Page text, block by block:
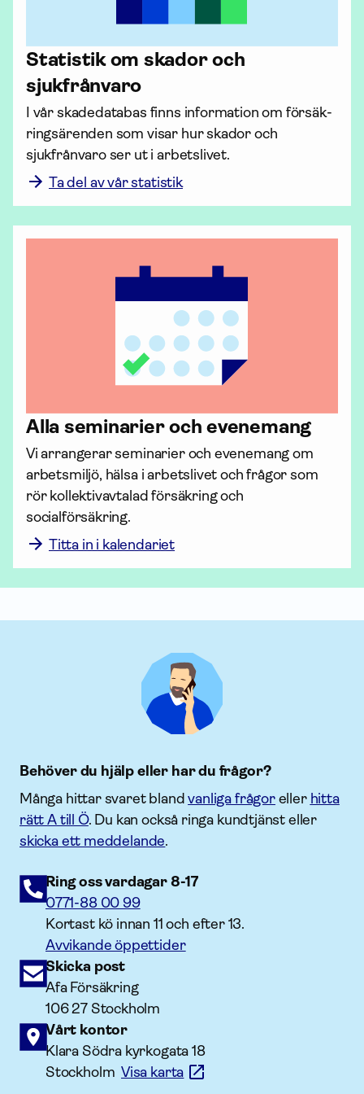
Statistik om skador och
sjukfrånvaro
I vår skadedatabas finns infor­mation om försäk­
rings­ären­den som visar hur skador och
sjukfrånvaro ser ut i arbetslivet.
Ta del av vår statistik
Alla seminarier och evenemang
Vi arrangerar seminarier och evenemang om
arbetsmiljö, hälsa i arbetslivet och frågor som
rör kollektiv­avtalad för­säkring och
socialförsäkring.
Titta in i kalendariet
Behöver du hjälp eller har du frågor?
Många hittar svaret blandvanliga frågoreller hitta
rätt A till Ö. Du kan också ringa kundtjänst eller
skicka ett meddelande.
Ring oss vardagar 8-17
0771-88 00 99
Kortast kö innan 11 och efter 13.
Avvikande öppettider
Skicka post
Afa Försäkring
106 27 Stockholm
Vårt kontor
Klara Södra kyrkogata 18
StockholmVisa karta